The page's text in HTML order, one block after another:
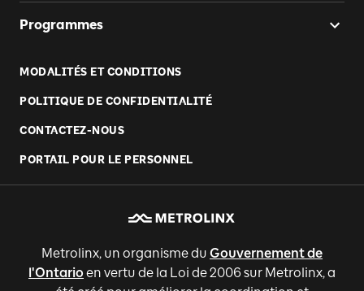
Programmes
MODALITÉS ET CONDITIONS
POLITIQUE DE CONFIDENTIALITÉ
CONTACTEZ-NOUS
PORTAIL POUR LE PERSONNEL
Metrolinx, un organisme du Gouvernement de
l'Ontario en vertu de la Loi de 2006 sur Metrolinx, a